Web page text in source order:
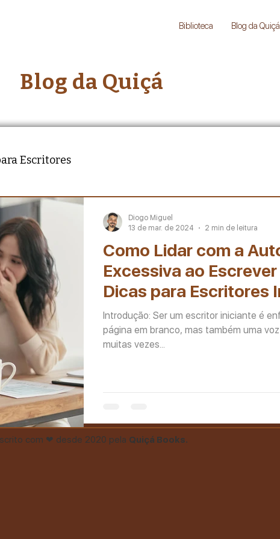
Biblioteca Blog da Quiçá
Blog da Quiçá
Escritores
Como Lidar com a
Excessiva ao
Dicas para Escritores
Introdução: Ser um escritor iniciante é
página em branco, mas também uma
muitas vezes...
Diogo Miguel
13 de mar. de 2024
2 min de leitura
com ❤ desde 2020 pela Quiçá Books.